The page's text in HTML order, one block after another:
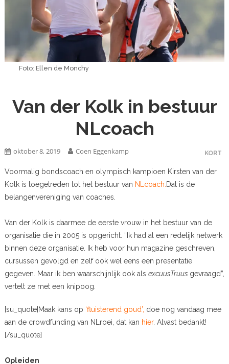
Foto: Ellen de Monchy
Van der Kolk in bestuur
NLcoach
KORT
oktober 8, 2019 Coen Eggenkamp
Voormalig bondscoach en olympisch kampioen Kirsten van der
Kolk is toegetreden tot het bestuur van NLcoach. Dat is de
belangenvereniging van coaches.
Van der Kolk is daarmee de eerste vrouw in het bestuur van de
organisatie die in 2005 is opgericht. “Ik had al een redelijk netwerk
binnen deze organisatie. Ik heb voor hun magazine geschreven,
cursussen gevolgd en zelf ook wel eens een presentatie
gegeven. Maar ik ben waarschijnlijk ook als excuusTruus gevraagd”,
vertelt ze met een knipoog.
[su_quote]Maak kans op ‘fluisterend goud’, doe nog vandaag mee
aan de crowdfunding van NLroei, dat kan hier. Alvast bedankt!
[/su_quote]
Opleiden